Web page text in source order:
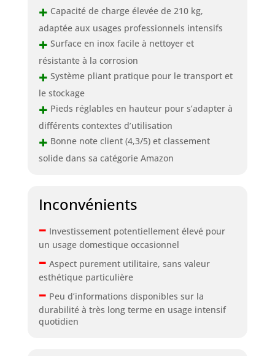
+ Capacité de charge élevée de 210 kg,
adaptée aux usages professionnels intensifs
+ Surface en inox facile à nettoyer et
résistante à la corrosion
+ Système pliant pratique pour le transport et
le stockage
+ Pieds réglables en hauteur pour s’adapter à
différents contextes d’utilisation
+ Bonne note client (4,3/5) et classement
solide dans sa catégorie Amazon
Inconvénients
– Investissement potentiellement élevé pour
un usage domestique occasionnel
– Aspect purement utilitaire, sans valeur
esthétique particulière
– Peu d’informations disponibles sur la
durabilité à très long terme en usage intensif
quotidien